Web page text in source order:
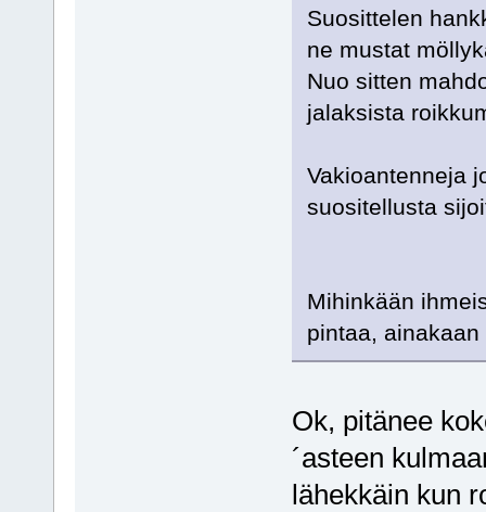
Suosittelen
ne mustat
Nuo sitten
jalaksista
Vakioantenneja
suositellusta
Mihinkään
pintaa,
Ok, pitänee
´asteen
lähekkäin kun